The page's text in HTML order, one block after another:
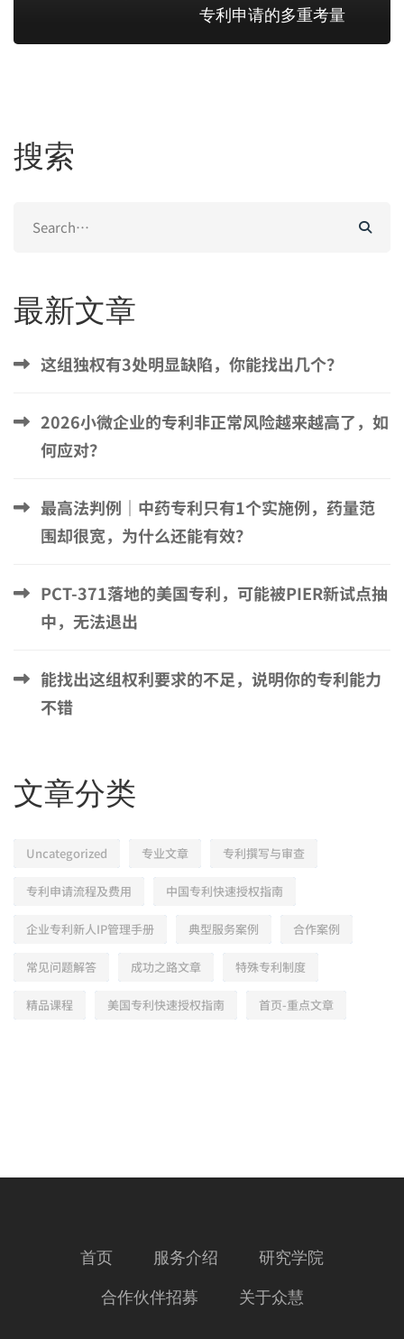
专利申请的多重考量
搜索
for:
最新文章
这组独权有3处明显缺陷，你能找出几个？
2026小微企业的专利非正常风险越来越高了，如
何应对？
最高法判例｜中药专利只有1个实施例，药量范
围却很宽，为什么还能有效？
PCT-371落地的美国专利，可能被PIER新试点抽
中，无法退出
能找出这组权利要求的不足，说明你的专利能力
不错
文章分类
Uncategorized 专业文章 专利撰写与审查
专利申请流程及费用 中国专利快速授权指南
企业专利新人IP管理手册 典型服务案例 合作案例
常见问题解答 成功之路文章 特殊专利制度
精品课程 美国专利快速授权指南 首页-重点文章
首页 服务介绍 研究学院
合作伙伴招募 关于众慧